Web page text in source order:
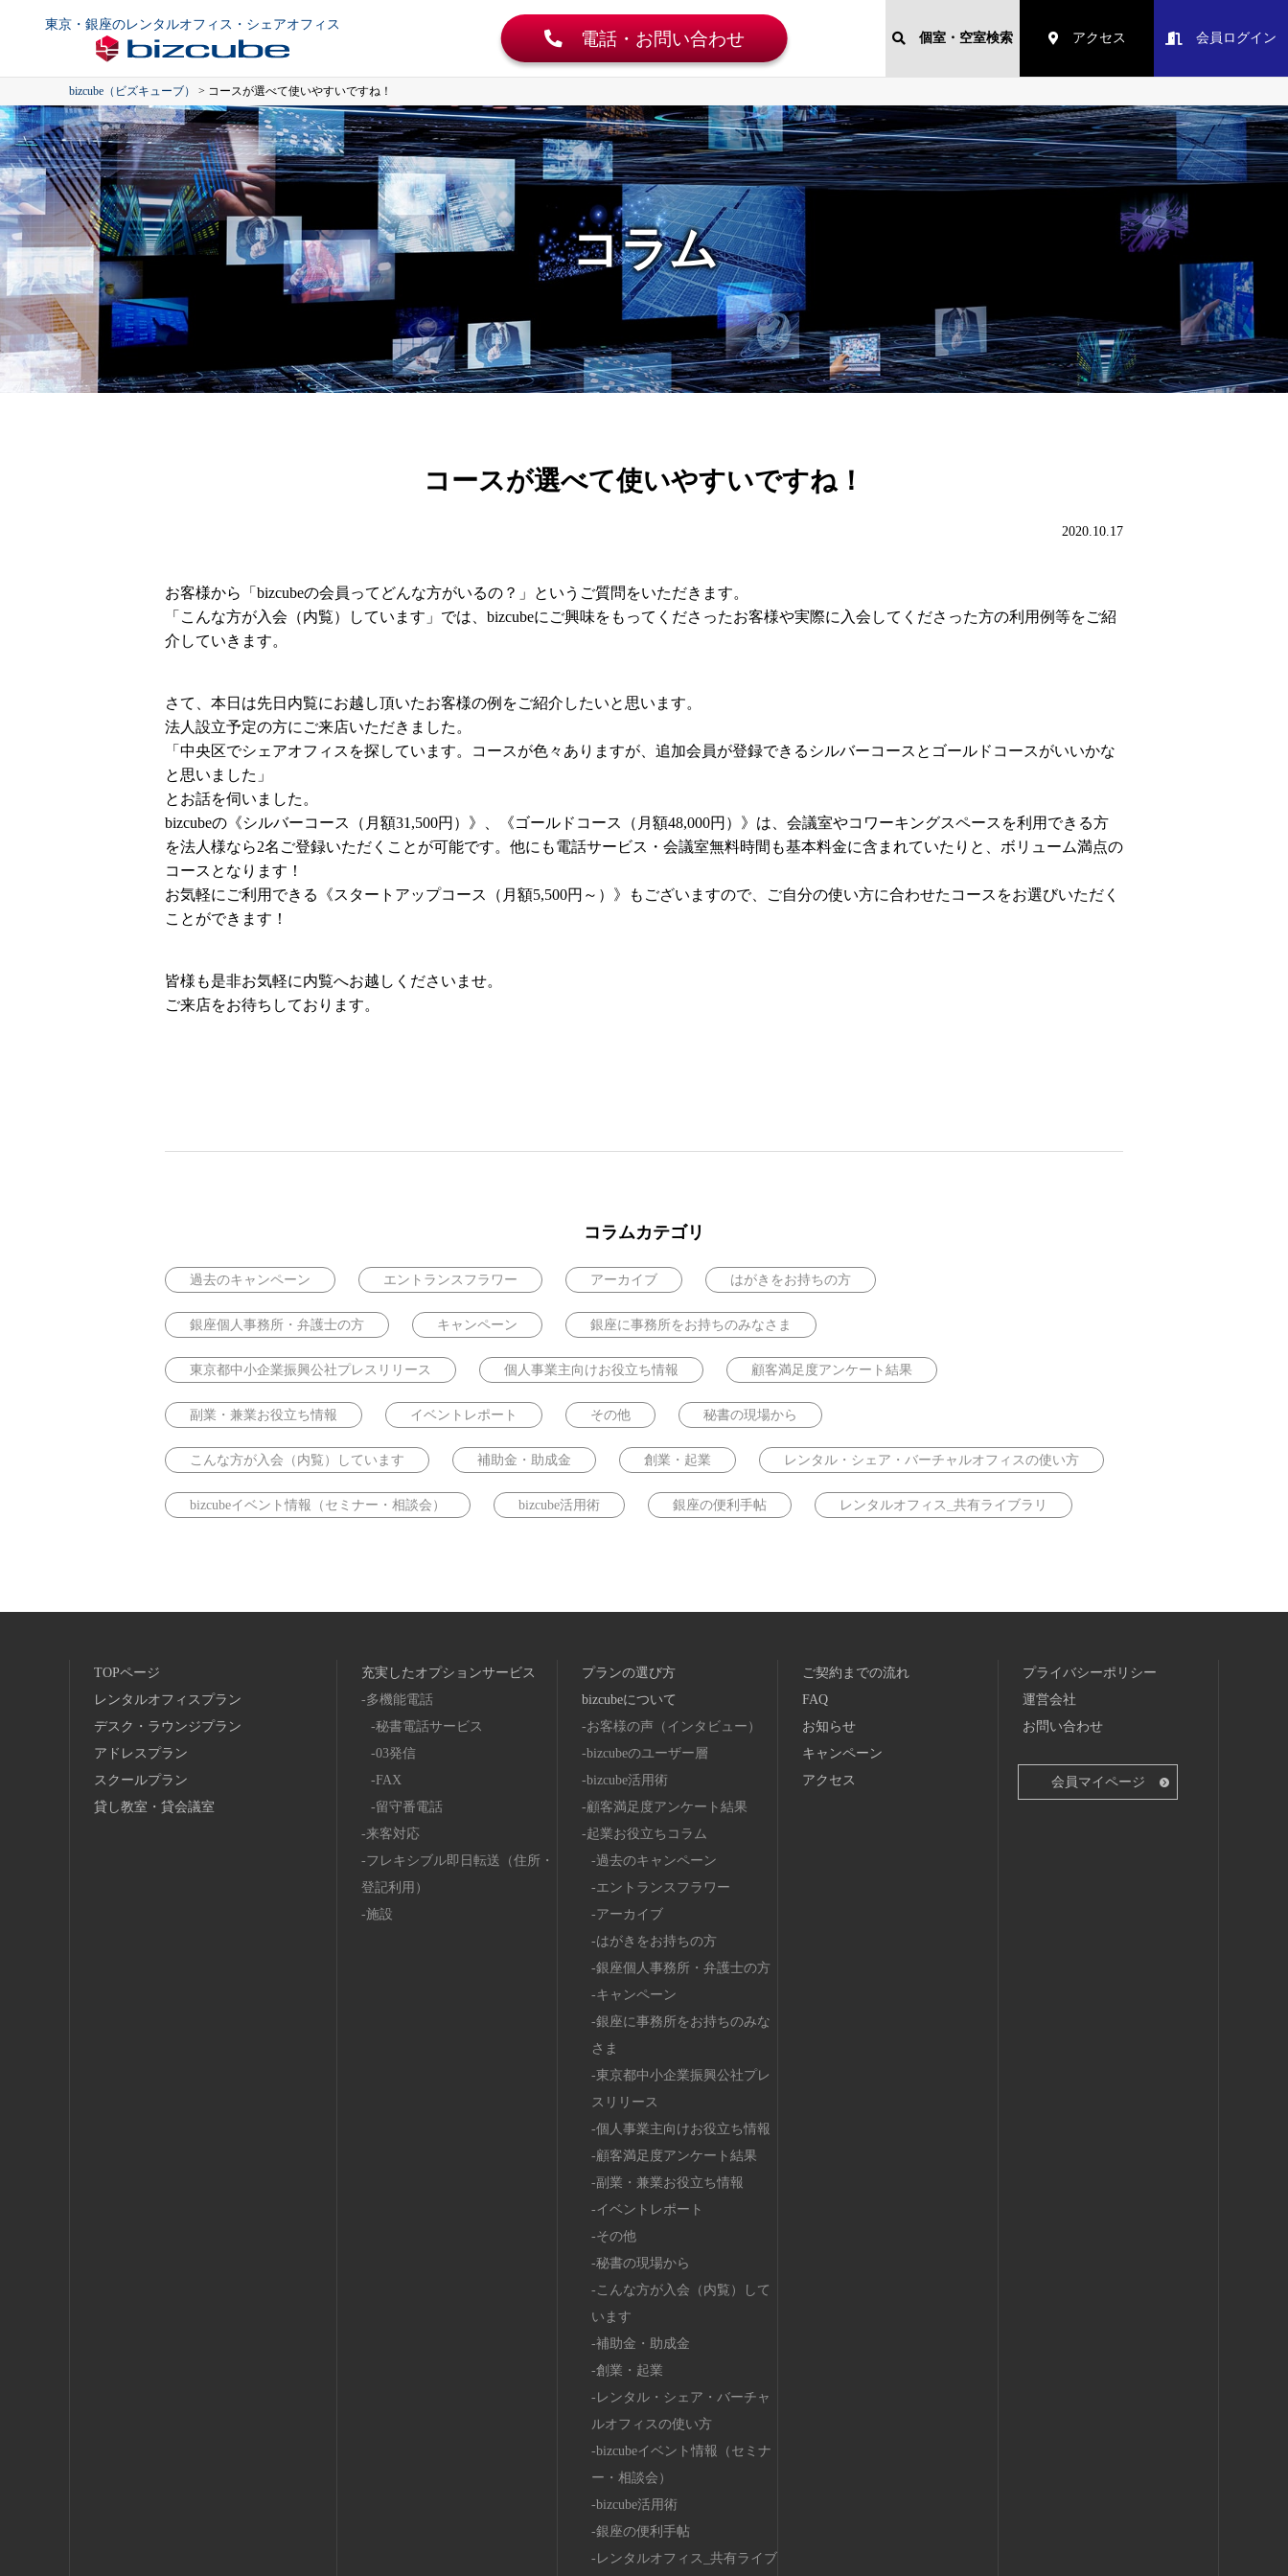
東京・銀座のレンタルオフィス・シェアオフィス
電話・お問い合わせ 個室・空室検索 アクセス 会員ログイン
bizcube（ビズキューブ） > コースが選べて使いやすいですね！
コラム
コースが選べて使いやすいですね！
2020.10.17
お客様から「bizcubeの会員ってどんな方がいるの？」というご質問をいただきます。
「こんな方が入会（内覧）しています」では、bizcubeにご興味をもってくださったお客様や実際に入会してくださった方の利用例等をご紹
介していきます。
さて、本日は先日内覧にお越し頂いたお客様の例をご紹介したいと思います。
法人設立予定の方にご来店いただきました。
「中央区でシェアオフィスを探しています。コースが色々ありますが、追加会員が登録できるシルバーコースとゴールドコースがいいかな
と思いました」
とお話を伺いました。
bizcubeの《シルバーコース（月額31,500円）》、《ゴールドコース（月額48,000円）》は、会議室やコワーキングスペースを利用できる方
を法人様なら2名ご登録いただくことが可能です。他にも電話サービス・会議室無料時間も基本料金に含まれていたりと、ボリューム満点の
コースとなります！
お気軽にご利用できる《スタートアップコース（月額5,500円～）》もございますので、ご自分の使い方に合わせたコースをお選びいただく
ことができます！
皆様も是非お気軽に内覧へお越しくださいませ。
ご来店をお待ちしております。
コラムカテゴリ
過去のキャンペーン エントランスフラワー アーカイブ はがきをお持ちの方
銀座個人事務所・弁護士の方 キャンペーン 銀座に事務所をお持ちのみなさま
東京都中小企業振興公社プレスリリース 個人事業主向けお役立ち情報 顧客満足度アンケート結果
副業・兼業お役立ち情報 イベントレポート その他 秘書の現場から
こんな方が入会（内覧）しています 補助金・助成金 創業・起業 レンタル・シェア・バーチャルオフィスの使い方
bizcubeイベント情報（セミナー・相談会） bizcube活用術 銀座の便利手帖 レンタルオフィス_共有ライブラリ
TOPページ
レンタルオフィスプラン
デスク・ラウンジプラン
アドレスプラン
スクールプラン
貸し教室・貸会議室
充実したオプションサービス
多機能電話
秘書電話サービス
03発信
FAX
留守番電話
来客対応
フレキシブル即日転送（住所・
登記利用）
施設
プランの選び方
bizcubeについて
お客様の声（インタビュー）
bizcubeのユーザー層
bizcube活用術
顧客満足度アンケート結果
起業お役立ちコラム
過去のキャンペーン
エントランスフラワー
アーカイブ
はがきをお持ちの方
銀座個人事務所・弁護士の方
キャンペーン
銀座に事務所をお持ちのみな
さま
東京都中小企業振興公社プレ
スリリース
個人事業主向けお役立ち情報
顧客満足度アンケート結果
副業・兼業お役立ち情報
イベントレポート
その他
秘書の現場から
こんな方が入会（内覧）して
います
補助金・助成金
創業・起業
レンタル・シェア・バーチャ
ルオフィスの使い方
bizcubeイベント情報（セミナ
ー・相談会）
bizcube活用術
銀座の便利手帖
レンタルオフィス_共有ライブ
ご契約までの流れ
FAQ
お知らせ
キャンペーン
アクセス
プライバシーポリシー
運営会社
お問い合わせ
会員マイページ